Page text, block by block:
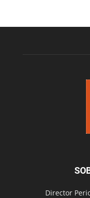
Director